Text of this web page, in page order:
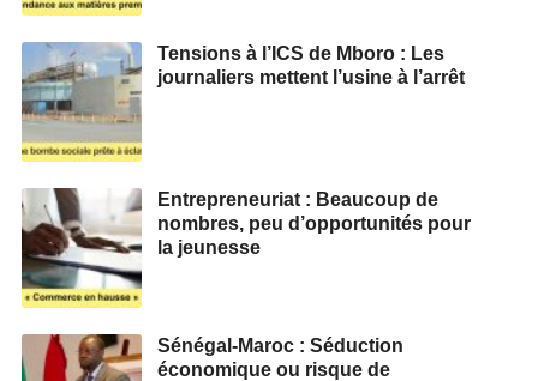
Tensions à l’ICS de Mboro : Les
journaliers mettent l’usine à l’arrêt
Entrepreneuriat : Beaucoup de
nombres, peu d’opportunités pour
la jeunesse
Sénégal-Maroc : Séduction
économique ou risque de